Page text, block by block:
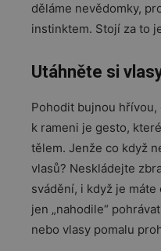
děláme nevědomky,
instinktem. Stojí za to
Utáhněte si
Pohodit bujnou
k rameni je gesto,
tělem. Jenže co když
vlasů? Neskládejte
svádění, i když je
jen „nahodile“
nebo vlasy pomalu